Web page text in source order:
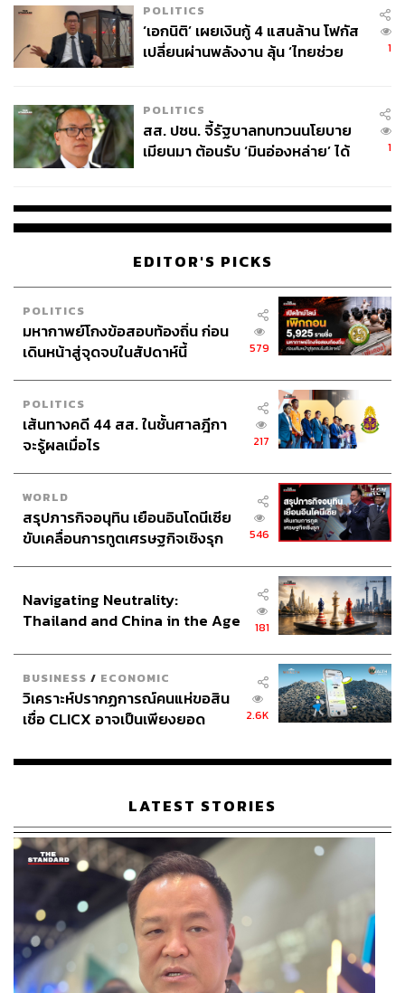
POLITICS
‘เอกนิติ’ เผยเงินกู้ 4 แสนล้าน โฟกัส
เปลี่ยนผ่านพลังงาน ลุ้น ‘ไทยช่วย
1
POLITICS
สส. ปชน. จี้รัฐบาลทบทวนนโยบาย
เมียนมา ต้อนรับ ‘มินอ่องหล่าย’ ได้
1
EDITOR'S PICKS
POLITICS
มหากาพย์โกงข้อสอบท้องถิ่น ก่อน
เดินหน้าสู่จุดจบในสัปดาห์นี้
579
POLITICS
เส้นทางคดี 44 สส. ในชั้นศาลฎีกา
จะรู้ผลเมื่อไร
217
WORLD
สรุปภารกิจอนุทิน เยือนอินโดนีเซีย
ขับเคลื่อนการทูตเศรษฐกิจเชิงรุก
546
Navigating Neutrality:
Thailand and China in the Age
181
BUSINESS / ECONOMIC
วิเคราะห์ปรากฏการณ์คนแห่ขอสิน
เชื่อ CLICX อาจเป็นเพียงยอด
เรือนไทยที่ถูกซุกไว้
2.6K
LATEST STORIES